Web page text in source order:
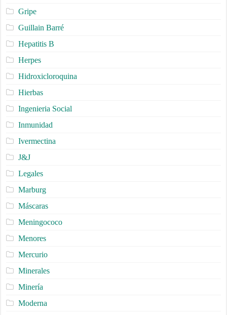
Gripe
Guillain Barré
Hepatitis B
Herpes
Hidroxicloroquina
Hierbas
Ingenieria Social
Inmunidad
Ivermectina
J&J
Legales
Marburg
Máscaras
Meningococo
Menores
Mercurio
Minerales
Minería
Moderna